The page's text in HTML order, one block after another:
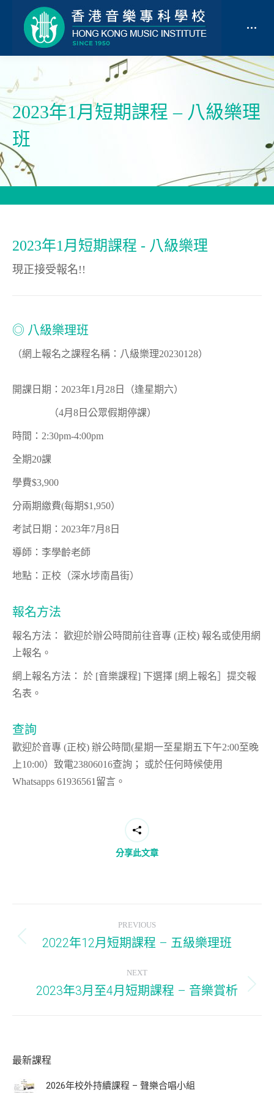
2023年1月短期課程 – 八級樂理
班
2023年1月短期課程 - 八級樂理
現正接受報名!!
◎ 八級樂理班
（網上報名之課程名稱：八級樂理20230128）
開課日期：2023年1月28日（逢星期六）
（4月8日公眾假期停課）
時間：2:30pm-4:00pm
全期20課
學費$3,900
分兩期繳費(每期$1,950）
考試日期：2023年7月8日
導師：李學齡老師
地點：正校（深水埗南昌街）
報名方法
報名方法：
歡迎於辦公時間前往音專 (正校) 報名或使用網
上報名。
網上報名方法：
於 [音樂課程] 下選擇 [網上報名］提交報
名表。
查詢
歡迎於音專 (正校) 辦公時間(星期一至星期五下午2:00至晚
上10:00）致電23806016查詢； 或於任何時候使用
Whatsapps 61936561留言。
分享此文章
navigation
PREVIOUS
Previous
2022年12月短期課程 – 五級樂理班
NEXT
Next
2023年3月至4月短期課程 – 音樂賞析
最新課程
2026年校外持續課程 – 聲樂合唱小組